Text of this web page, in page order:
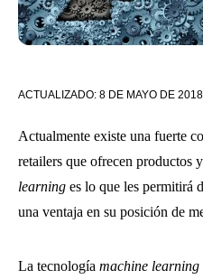
ACTUALIZADO: 8 DE MAYO DE 2018
Actualmente existe una fuerte
retailers que ofrecen productos
learning es lo que les permitirá
una ventaja en su posición de
La tecnología machine learning